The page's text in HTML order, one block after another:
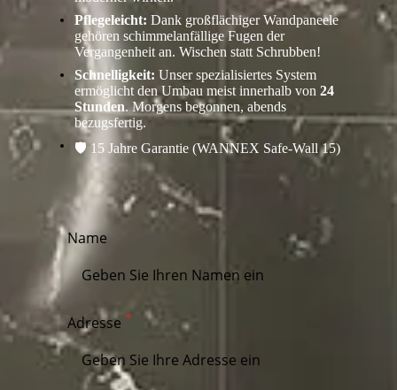
Pflegeleicht: Dank großflächiger Wandpaneele
gehören schimmelanfällige Fugen der
Vergangenheit an. Wischen statt Schrubben!
Schnelligkeit: Unser spezialisiertes System
ermöglicht den Umbau meist innerhalb von24
Stunden. Morgens begonnen, abends
bezugsfertig.
🛡️ 15 Jahre Garantie (WANNEX Safe-Wall 15)
Name
Adresse